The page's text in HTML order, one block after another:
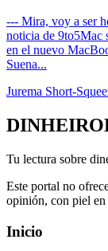
--- Mira, voy a ser
noticia de 9to5Mac
en el nuevo
Suena...
Jurema Short-
Tu lectura sobre
Este portal no
opinión, con piel en
Inicio